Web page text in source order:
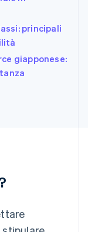
principali
giapponese: